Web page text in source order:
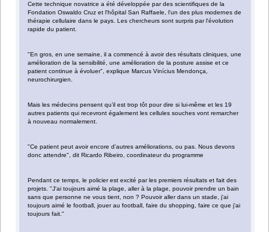
Cette technique novatrice a été développée par des scientifiques de la
Fondation Oswaldo Cruz et l'hôpital San Raffaele, l'un des plus modernes de
thérapie cellulaire dans le pays. Les chercheurs sont surpris par l'évolution
rapide du patient.
"En gros, en une semaine, il a commencé à avoir des résultats cliniques, une
amélioration de la sensibilité, une amélioration de la posture assise et ce
patient continue à évoluer", explique Marcus Vinícius Mendonça,
neurochirurgien.
Mais les médecins pensent qu’il est trop tôt pour dire si lui-même et les 19
autres patients qui recevront également les cellules souches vont remarcher
à nouveau normalement.
"Ce patient peut avoir encore d'autres améliorations, ou pas. Nous devons
donc attendre", dit Ricardo Ribeiro, coordinateur du programme
Pendant ce temps, le policier est excité par les premiers résultats et fait des
projets. "J'ai toujours aimé la plage, aller à la plage, pouvoir prendre un bain
sans que personne ne vous tient, non ? Pouvoir aller dans un stade, j'ai
toujours aimé le football, jouer au football, faire du shopping, faire ce que j'ai
toujours fait."